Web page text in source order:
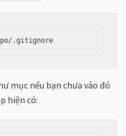
mục nếu bạn chưa vào đó
hiện có: